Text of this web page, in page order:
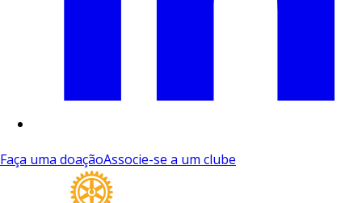
Faça uma doaçãoAssocie-se a um clube